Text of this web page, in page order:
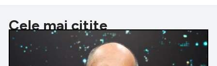
Cele mai citite